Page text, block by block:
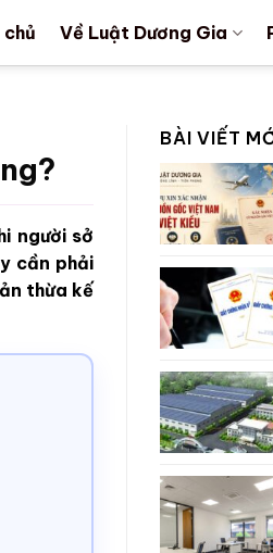
Về Luật Dương Gia
người sở
cần phải
thừa kế
BÀI VIẾT